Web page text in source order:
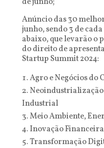
Anúncio das 30
junho, sendo 3 de
abaixo, que levarão o
do direito de
Startup Summit 2024:
Agro e Negócios do
Industrial
Meio Ambiente,
Inovação Financeira
Transformação